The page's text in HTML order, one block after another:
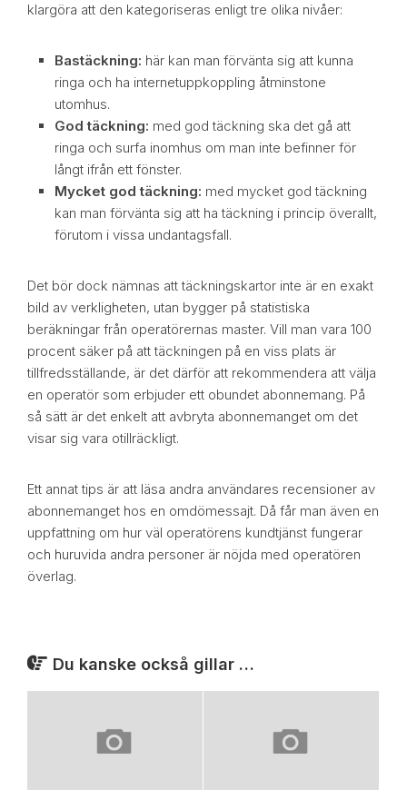
klargöra att den kategoriseras enligt tre olika nivåer:
Bastäckning: här kan man förvänta sig att kunna
ringa och ha internetuppkoppling åtminstone
utomhus.
God täckning: med god täckning ska det gå att
ringa och surfa inomhus om man inte befinner för
långt ifrån ett fönster.
Mycket god täckning: med mycket god täckning
kan man förvänta sig att ha täckning i princip överallt,
förutom i vissa undantagsfall.
Det bör dock nämnas att täckningskartor inte är en exakt
bild av verkligheten, utan bygger på statistiska
beräkningar från operatörernas master. Vill man vara 100
procent säker på att täckningen på en viss plats är
tillfredsställande, är det därför att rekommendera att välja
en operatör som erbjuder ett obundet abonnemang. På
så sätt är det enkelt att avbryta abonnemanget om det
visar sig vara otillräckligt.
Ett annat tips är att läsa andra användares recensioner av
abonnemanget hos en omdömessajt. Då får man även en
uppfattning om hur väl operatörens kundtjänst fungerar
och huruvida andra personer är nöjda med operatören
överlag.
Du kanske också gillar …